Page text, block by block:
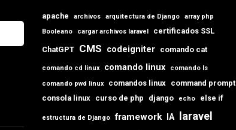
apache archivos arquitectura de Django
array php
Booleano
cargar archivos laravel certificados SSL
ChatGPT CMS codeigniter comando cat
comando cd linux comando linux
comando ls
comando pwd linux
comandos linux command prompt
consola linux curso de php django echo else if
estructura de Django framework IA laravel